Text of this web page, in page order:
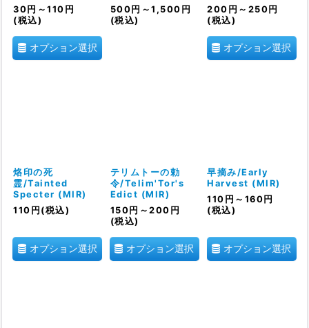
30 円 ～110 円
(税込)
オプション選択
500 円 ～1,500 円
(税込)
200 円 ～250 円
(税込)
オプション選択
烙印の死
霊/Tainted
Specter (MIR)
110 円 (税込)
オプション選択
テリムトーの勅
令/Telim'Tor's
Edict (MIR)
150 円 ～200 円
(税込)
オプション選択
早摘み/Early
Harvest (MIR)
110 円 ～160 円
(税込)
オプション選択